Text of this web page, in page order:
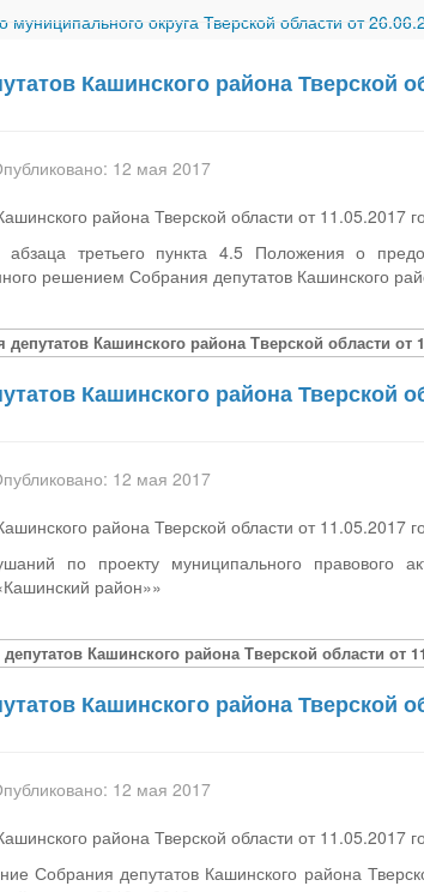
округа Тверской области от
Кашинского района Тверской
12 мая 2017
района Тверской области от 11.05.2017
абзаца третьего пункта 4.5 Положения о
решением Собрания депутатов Кашинского
Кашинского района Тверской области от
Кашинского района Тверской
12 мая 2017
района Тверской области от 11.05.2017
по проекту муниципального
район»»
Кашинского района Тверской области от
Кашинского района Тверской
12 мая 2017
района Тверской области от 11.05.2017
Собрания депутатов Кашинского района